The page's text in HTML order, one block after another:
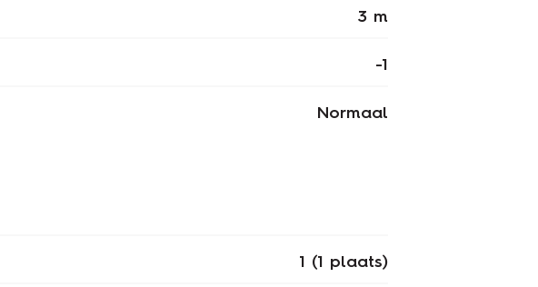
3 m
-1
Normaal
1 (1 plaats)